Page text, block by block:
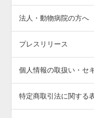
法人・動物病院の方へ
プレスリリース
個人情報の取扱い・セ
特定商取引法に関する